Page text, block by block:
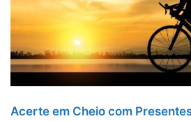
Acerte em Cheio com